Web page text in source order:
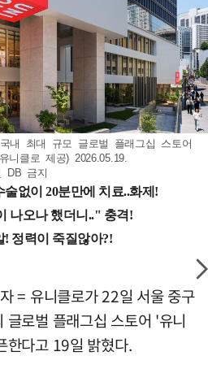
최대 규모 글로벌 플래그십 스토어
사진=유니클로 제공) 2026.05.19.
DB 금지
= 유니클로가 22일 서울 중구
글로벌 플래그십 스토어 '유니
한다고 19일 밝혔다.